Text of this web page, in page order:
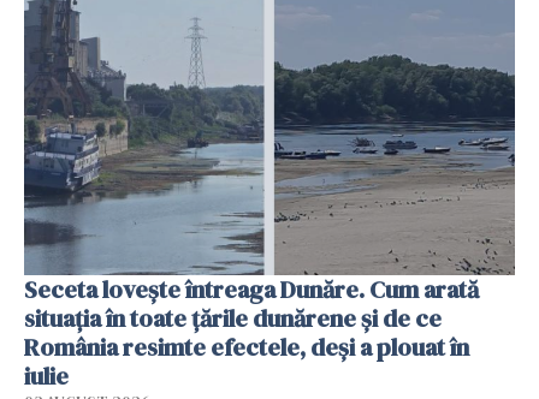
Seceta lovește întreaga Dunăre. Cum arată
situația în toate țările dunărene și de ce
România resimte efectele, deși a plouat în
iulie